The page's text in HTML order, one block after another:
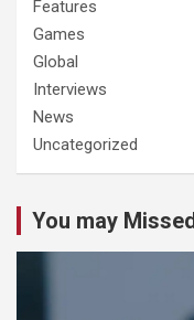
Features
Games
Global
Interviews
News
Uncategorized
You may